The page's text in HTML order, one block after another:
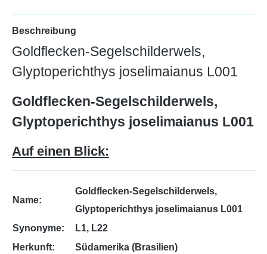
Beschreibung
Goldflecken-Segelschilderwels,
Glyptoperichthys joselimaianus L001
Goldflecken-Segelschilderwels,
Glyptoperichthys joselimaianus L001
Auf einen Blick:
Name:
Goldflecken-Segelschilderwels,
Glyptoperichthys joselimaianus L001
Synonyme:
L1, L22
Herkunft:
Südamerika (Brasilien)